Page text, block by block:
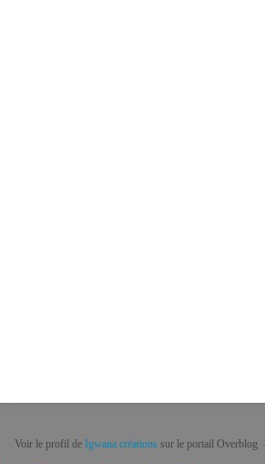
Voir le profil de Igwana créationssur le portail Overblog